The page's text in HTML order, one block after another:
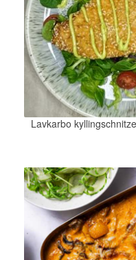
Lavkarbo